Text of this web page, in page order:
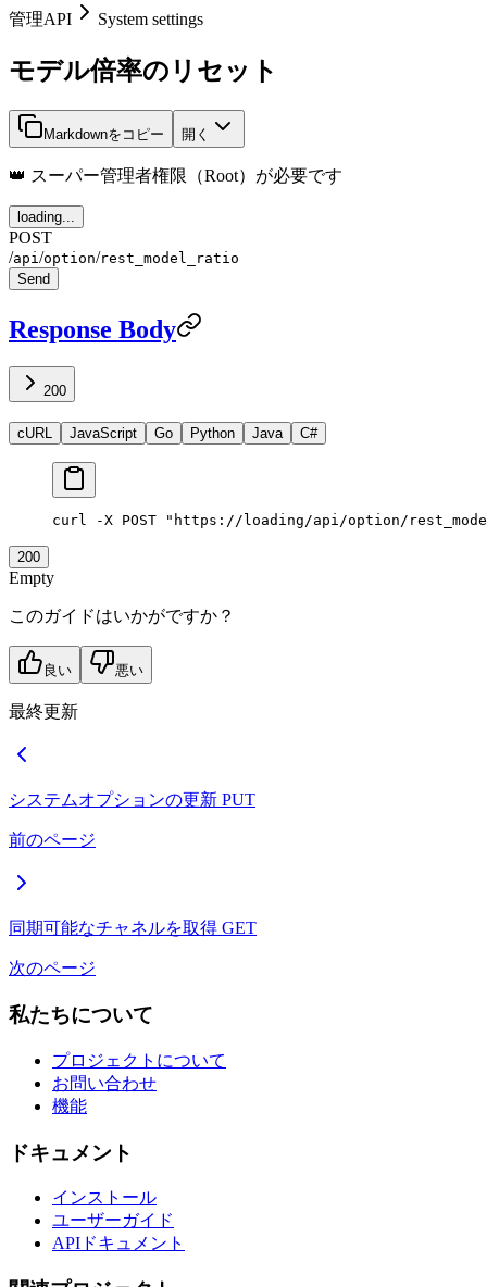
管理API
System settings
モデル倍率のリセット
Markdownをコピー 開く
👑 スーパー管理者権限（Root）が必要です
loading...
POST
/api /option/rest_model_ratio
Send
Response Body
200
cURL JavaScript Go Python Java C#
curl -X POST "https://loading/api/option/
200
Empty
このガイドはいかがですか？
良い 悪い
最終更新
システムオプションの更新 PUT
前のページ
同期可能なチャネルを取得 GET
次のページ
私たちについて
プロジェクトについて
お問い合わせ
機能
ドキュメント
インストール
ユーザーガイド
APIドキュメント